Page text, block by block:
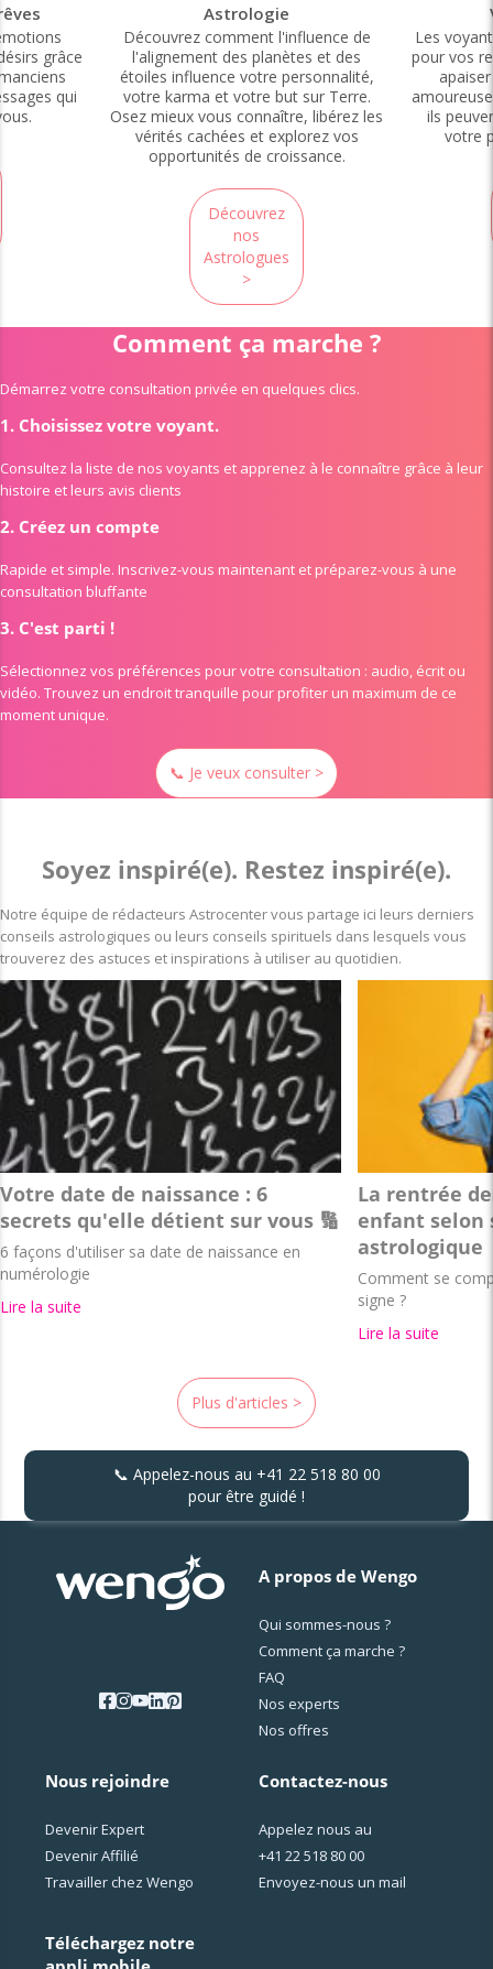
grâce
qui
Astrologie
Découvrez comment l'influence de
l'alignement des planètes et des
étoiles influence votre personnalité,
votre karma et votre but sur Terre.
Osez mieux vous connaître, libérez les
vérités cachées et explorez vos
opportunités de croissance.
Découvrez
nos
Astrologues
>
Les
pour vos
ils
votre
Comment ça marche ?
Démarrez votre consultation privée en quelques clics.
1. Choisissez votre voyant.
Consultez la liste de nos voyants et apprenez à le connaître grâce à leur
histoire et leurs avis clients
2. Créez un compte
Rapide et simple. Inscrivez-vous maintenant et préparez-vous à une
consultation bluffante
3. C'est parti !
Sélectionnez vos préférences pour votre consultation : audio, écrit ou
vidéo. Trouvez un endroit tranquille pour profiter un maximum de ce
moment unique.
📞 Je veux consulter >
Soyez inspiré(e). Restez inspiré(e).
Notre équipe de rédacteurs Astrocenter vous partage ici leurs derniers
conseils astrologiques ou leurs conseils spirituels dans lesquels vous
trouverez des astuces et inspirations à utiliser au quotidien.
Votre date de naissance : 6
secrets qu'elle détient sur vous 🔢
6 façons d'utiliser sa date de naissance en
numérologie
Lire la suite
La rentrée
enfant selon
astrologique
Comment se
signe ?
Lire la suite
Plus d'articles >
📞 Appelez-nous au +41 22 518 80 00
pour être guidé !
A propos de Wengo
Qui sommes-nous ?
Comment ça marche ?
FAQ
Nos experts
Nos offres
Nous rejoindre
Devenir Expert
Devenir Affilié
Travailler chez Wengo
Téléchargez notre
Contactez-nous
Appelez nous au
+41 22 518 80 00
Envoyez-nous un mail